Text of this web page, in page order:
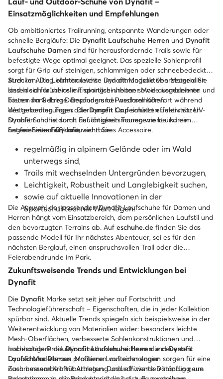
Einsatzmöglichkeiten und Empfehlungen
Ob ambitioniertes Trailrunning, entspannte Wanderungen oder
schnelle Bergläufe: Die Dynafit Laufschuhe Herren und Dynafit
Laufschuhe Damen sind für herausfordernde Trails sowie für
befestigte Wege optimal geeignet. Das spezielle Sohlenprofil
sorgt für Grip auf steinigen, schlammigen oder schneebedeckten
Strecken. Die Leichtbauweise und atmungsaktiven Materialien
sind ideal für schnelle Trainingseinheiten sowie ausgedehnte
Touren im Gebirge. Besonders bei wechselhaften
Wetterbedingungen oder langen Laufeinheiten unterstützen
Dynafit Schuhe durch Feuchtigkeitsmanagement und ein
angenehmes Fußklima.
Auch im Alltag können leichte Dynafit Modelle überzeugen: Sie
lassen sich mühelos mit sportlich-urbaner Mode kombinieren und
bieten dank ihrer Dämpfung und Passform Komfort während
des gesamten Tages. DieDynafit Capschützt effektiv vor UV-
Strahlen und ist somit auf längeren Touren wie bei kurzen
Laufeinheiten ein unverzichtbares Accessoire.
Setzen Sie auf Dynafit, wenn Sie:
regelmäßig in alpinem Gelände oder im Wald
unterwegs sind,
Trails mit wechselnden Untergründen bevorzugen,
Leichtigkeit, Robustheit und Langlebigkeit suchen,
sowie auf aktuelle Innovationen in der
Sportschuhtechnik Wert legen.
Die Auswahl der passenden Dynafit Laufschuhe für Damen und
Herren hängt vom Einsatzbereich, dem persönlichen Laufstil und
den bevorzugten Terrains ab. Auf eschuhe.de finden Sie das
passende Modell für Ihr nächstes Abenteuer, sei es für den
nächsten Berglauf, einen anspruchsvollen Trail oder die
Feierabendrunde im Park.
Zukunftsweisende Trends und Entwicklungen bei
Dynafit
Die Dynafit Marke setzt seit jeher auf Fortschritt und
Technologieführerschaft – Eigenschaften, die in jeder Kollektion
spürbar sind. Aktuelle Trends spiegeln sich beispielsweise in der
Weiterentwicklung von Materialien wider: besonders leichte
Mesh-Oberflächen, verbesserte Sohlenkonstruktionen und
nachhaltige Produktionsmethoden zeichnen die neuesten
Dynafit Modelle aus. Moderne Lauftechnologien sorgen für eine
noch bessere Kraftübertragung und effiziente Dämpfung, um
Insbesondere dieDynafit Laufschuhe HerrenundDynafit
Laufschuhe Damenprofitieren von einer engen
Zusammenarbeit mit Athleten. Dadurch werden ständig neue